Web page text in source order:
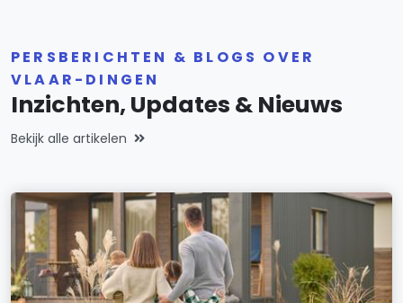
PERSBERICHTEN & BLOGS OVER
VLAAR-DINGEN
Inzichten, Updates & Nieuws
Bekijk alle artikelen